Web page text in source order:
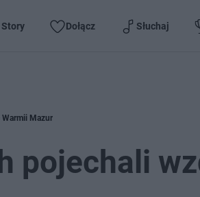
Story Dołącz Słuchaj
Warmii Mazur
pojechali